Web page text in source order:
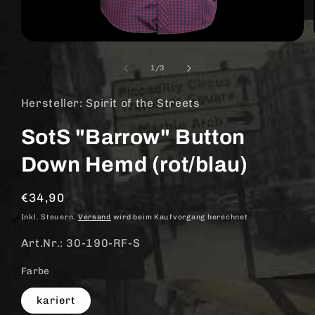
1/von
3
Hersteller: Spirit of the Streets
SotS "Barrow" Button
Down Hemd (rot/blau)
Normaler
Preis
€34,90
Inkl. Steuern. Versand wird beim Kaufvorgang berechnet
Art.Nr.: 30-190-RF-S
Farbe
kariert